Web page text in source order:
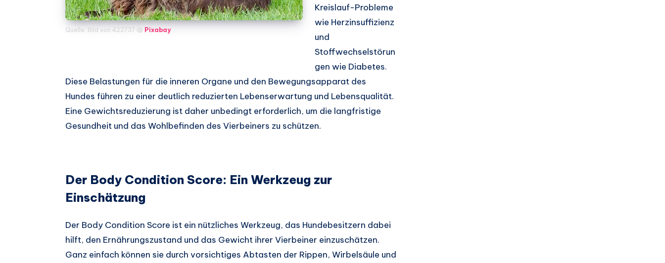
Quelle: Bild von 422737 @ Pixabay
Kreislauf-Probleme
wie Herzinsuffizienz
und
Stoffwechselstörun
gen wie Diabetes.
Diese Belastungen für die inneren Organe und den Bewegungsapparat des
Hundes führen zu einer deutlich reduzierten Lebenserwartung und Lebensqualität.
Eine Gewichtsreduzierung ist daher unbedingt erforderlich, um die langfristige
Gesundheit und das Wohlbefinden des Vierbeiners zu schützen.
Der Body Condition Score: Ein Werkzeug zur
Einschätzung
Der Body Condition Score ist ein nützliches Werkzeug, das Hundebesitzern dabei
hilft, den Ernährungszustand und das Gewicht ihrer Vierbeiner einzuschätzen.
Ganz einfach können sie durch vorsichtiges Abtasten der Rippen, Wirbelsäule und